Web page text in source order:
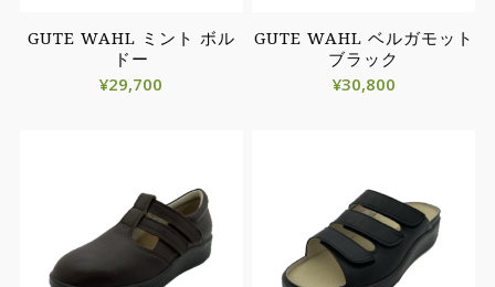
GUTE WAHL ミント ボル
ドー
¥29,700
GUTE WAHL ベルガモット
ブラック
¥30,800